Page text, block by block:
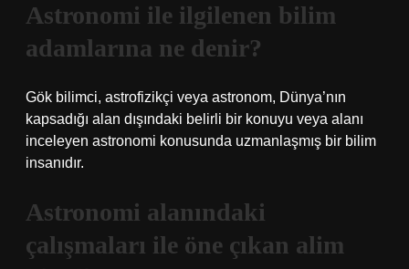
Astronomi ile ilgilenen bilim
adamlarına ne denir?
Gök bilimci, astrofizikçi veya astronom, Dünya’nın
kapsadığı alan dışındaki belirli bir konuyu veya alanı
inceleyen astronomi konusunda uzmanlaşmış bir bilim
insanıdır.
Astronomi alanındaki
çalışmaları ile öne çıkan alim